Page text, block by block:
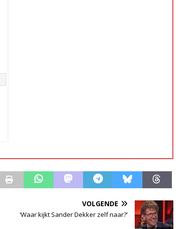
VOLGENDE
‘Waar kijkt Sander Dekker zelf naar?’